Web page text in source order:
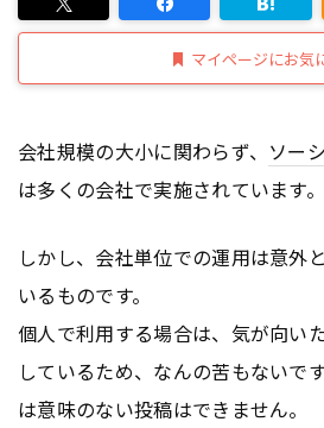
マイページにお気
会社規模の大小に関わらず、 ソー
は多くの会社で実施されています。
しかし、会社単位での運用は意外
いるものです。
個人で利用する場合は、気が向い
しているため、なんの苦もないで
は意味のない投稿はできません。